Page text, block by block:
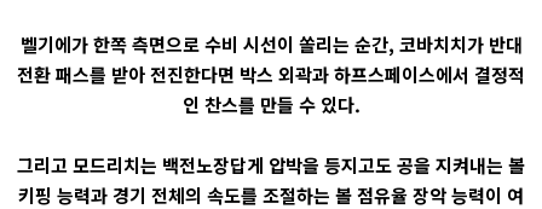
벨기에가 한쪽 측면으로 수비 시선이 쏠리는 순간, 코바치치가 반대
전환 패스를 받아 전진한다면 박스 외곽과 하프스페이스에서 결정적
인 찬스를 만들 수 있다.
그리고 모드리치는 백전노장답게 압박을 등지고도 공을 지켜내는 볼
키핑 능력과 경기 전체의 속도를 조절하는 볼 점유율 장악 능력이 여